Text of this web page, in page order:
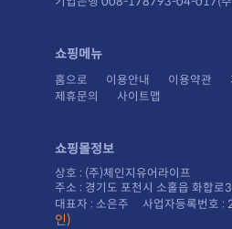
쇼핑메뉴
홈으로 이용안내 이용약관
제휴문의
사이트맵
쇼핑몰정보
상호 : (주)체인지유어라이프
주소 : 경기도 포천시 소홀읍 화합로
대표자 : 소은주 사업자등록번호
인)